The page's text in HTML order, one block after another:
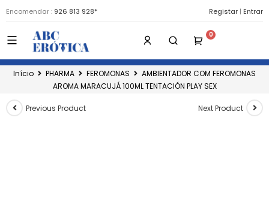
Encomendar : 926 813 928* Registar | Entrar
Início PHARMA FEROMONAS
AMBIENTADOR COM FEROMONAS
AROMA MARACUJÁ 100ML TENTACIÓN PLAY SEX
Previous Product Next Product